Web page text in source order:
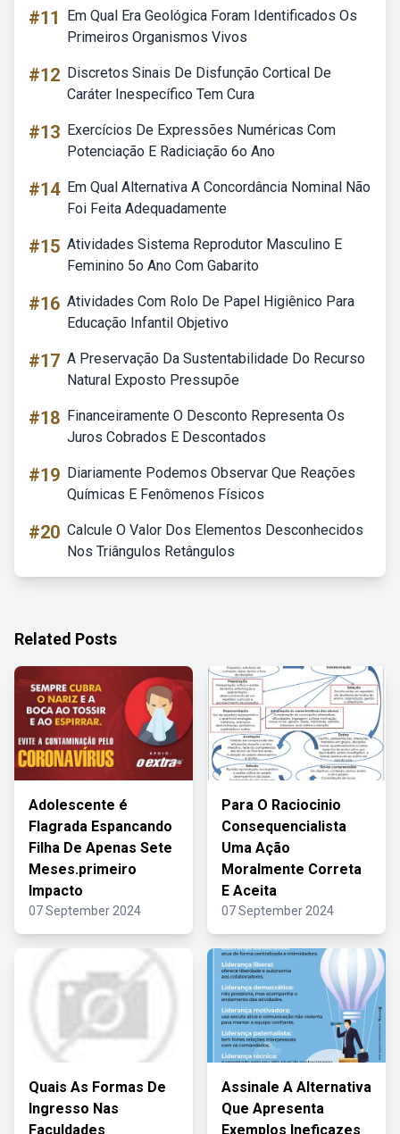
#11
Em Qual Era Geológica Foram Identificados Os
Primeiros Organismos Vivos
#12 Discretos Sinais De Disfunção Cortical De
Caráter Inespecífico Tem Cura
#13 Exercícios De Expressões Numéricas Com
Potenciação E Radiciação 6o Ano
#14 Em Qual Alternativa A Concordância Nominal Não
Foi Feita Adequadamente
#15 Atividades Sistema Reprodutor Masculino E
Feminino 5o Ano Com Gabarito
#16 Atividades Com Rolo De Papel Higiênico Para
Educação Infantil Objetivo
#17 A Preservação Da Sustentabilidade Do Recurso
Natural Exposto Pressupõe
#18 Financeiramente O Desconto Representa Os
Juros Cobrados E Descontados
#19 Diariamente Podemos Observar Que Reações
Químicas E Fenômenos Físicos
#20 Calcule O Valor Dos Elementos Desconhecidos
Nos Triângulos Retângulos
Related Posts
Adolescente é
Flagrada Espancando
Filha De Apenas Sete
Meses.primeiro
Impacto
07 September 2024
Para O Raciocinio
Consequencialista
Uma Ação
Moralmente Correta
E Aceita
07 September 2024
Quais As Formas De
Ingresso Nas
Faculdades
Assinale A Alternativa
Que Apresenta
Exemplos Ineficazes